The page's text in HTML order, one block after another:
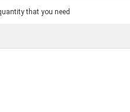
that you need